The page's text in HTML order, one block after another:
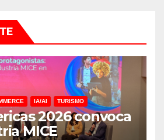
IA/AI TURISMO
2026 convoca
MICE